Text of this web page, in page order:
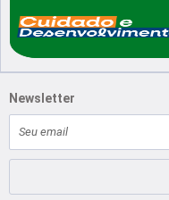
Newsletter
mail